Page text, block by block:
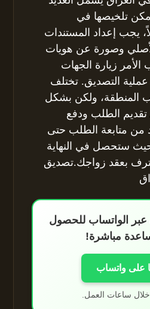
تلخيصها في
يجب إعداد المستندات
وصورة عن هويات
الأمر زيارة الجهات
عملية التصديق. تختلف
المنطقة، ولكن بشكل
الطلب ودفع
من متابعة الطلب حتى
ستحصل في النهاية
بعقد زواجك.تصديق
عبر الواتساب للحصول
مباشرة!
على واتساب
ساعات العمل.